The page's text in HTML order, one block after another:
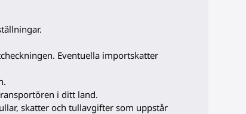
Eventuella importskatter
i ditt land.
skatter och tullavgifter som uppstår